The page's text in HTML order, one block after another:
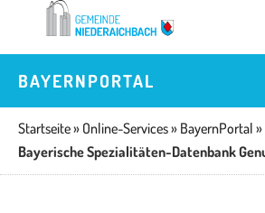
springen
BAYERNPORTAL
Startseite» Online-Services» BayernPortal »